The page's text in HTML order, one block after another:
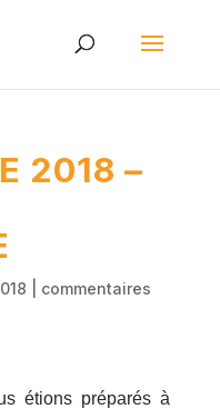
2018 –
commentaires
étions préparés à